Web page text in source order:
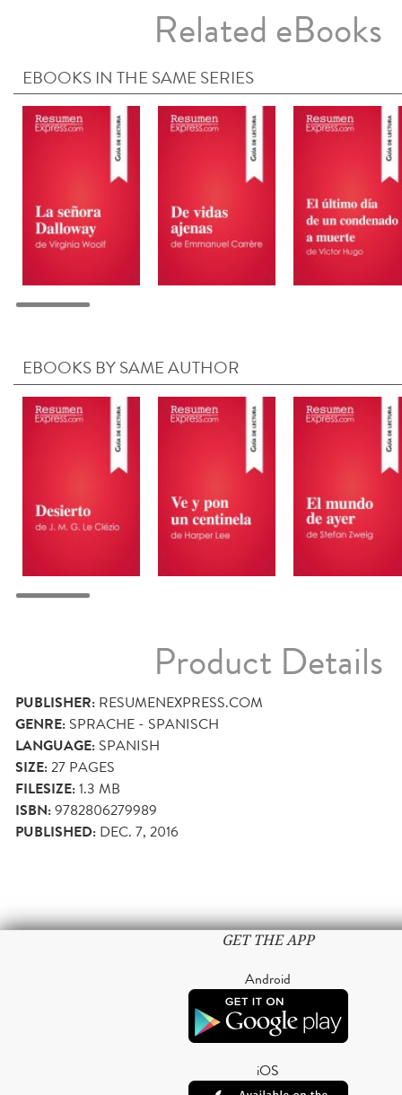
Related eBooks
EBOOKS IN THE SAME SERIES
EBOOKS BY SAME AUTHOR
Product Details
PUBLISHER: RESUMENEXPRESS.COM
GENRE: SPRACHE - SPANISCH
LANGUAGE: SPANISH
SIZE:27 PAGES
FILESIZE:1.3 MB
ISBN:9782806279989
PUBLISHED: DEC. 7, 2016
GET THE APP
Android
iOS